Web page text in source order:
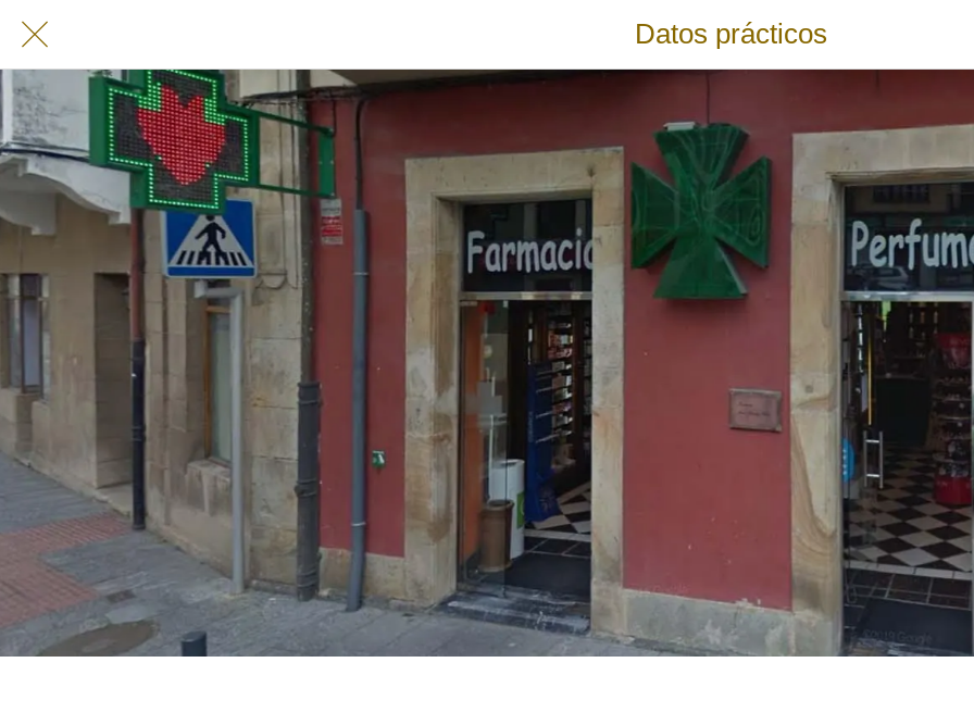
Datos prácticos